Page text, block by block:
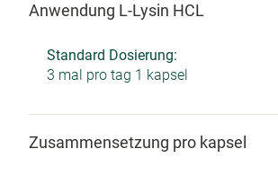
Anwendung L-Lysin HCL
Standard Dosierung:
3 mal pro tag 1 kapsel
Zusammensetzung pro kapsel